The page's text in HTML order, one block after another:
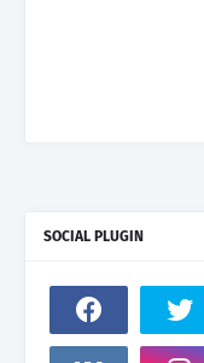
SOCIAL PLUGIN